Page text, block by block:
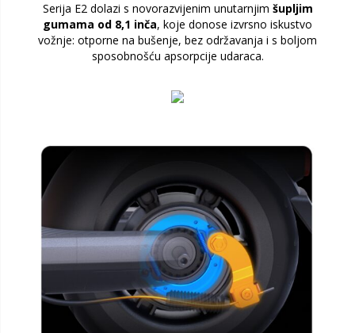
Serija E2 dolazi s novorazvijenim unutarnjim šupljim
gumama od 8,1 inča, koje donose izvrsno iskustvo
vožnje: otporne na bušenje, bez održavanja i s boljom
sposobnošću apsorpcije udaraca.